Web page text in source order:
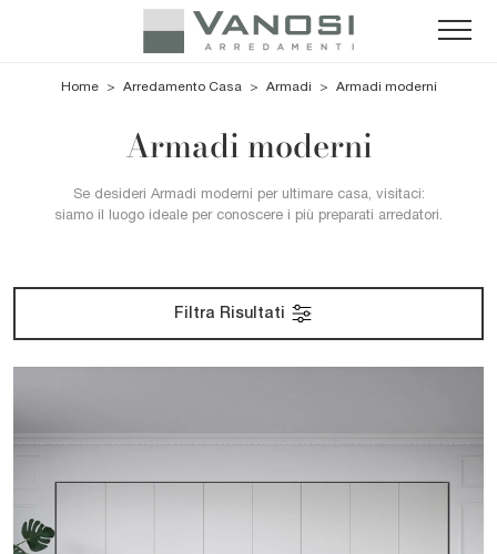
Home > Arredamento Casa > Armadi > Armadi moderni
Armadi moderni
Se desideri Armadi moderni per ultimare casa, visitaci:
siamo il luogo ideale per conoscere i più preparati arredatori.
Filtra Risultati